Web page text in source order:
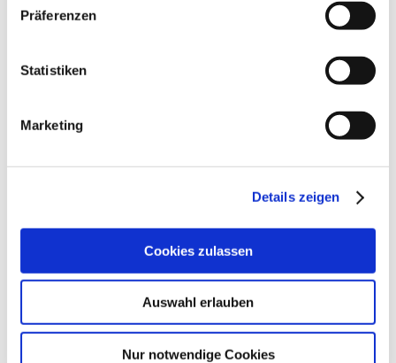
Präferenzen
Statistiken
Marketing
Details zeigen
Cookies zulassen
Auswahl erlauben
Nur notwendige Cookies
glücklich mit dem Ergebnis. Ich kann
hier leider nur 5 Sterne vergeben,
aber verdient hätte die liebe Nina
willkommen sobald man von ihr in
Empfang genommen wird. Ich kann
Clear Contours mit voller
nicht so lange wie ich es getan habe.
Sandra Hebel